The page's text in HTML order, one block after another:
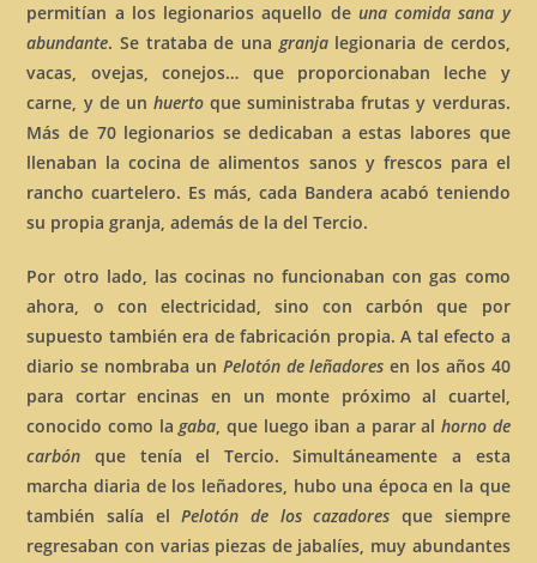
permitían a los legionarios aquello de una comida sana y
abundante. Se trataba de una granjalegionaria de cerdos,
vacas, ovejas, conejos… que proporcionaban leche y
carne, y de un huertoque suministraba frutas y verduras.
Más de 70 legionarios se dedicaban a estas labores que
llenaban la cocina de alimentos sanos y frescos para el
rancho cuartelero. Es más, cada Bandera acabó teniendo
su propia granja, además de la del Tercio.
Por otro lado, las cocinas no funcionaban con gas como
ahora, o con electricidad, sino con carbón que por
supuesto también era de fabricación propia. A tal efecto a
diario se nombraba un Pelotón de leñadores en los años 40
para cortar encinas en un monte próximo al cuartel,
conocido como lagaba, que luego iban a parar al horno de
carbón que tenía el Tercio. Simultáneamente a esta
marcha diaria de los leñadores, hubo una época en la que
también salía elPelotón de los cazadores que siempre
regresaban con varias piezas de jabalíes, muy abundantes